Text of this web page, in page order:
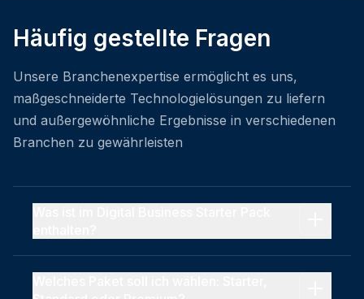
Häufig gestellte Fragen
Unsere Branchenexpertise ermöglicht es uns,
maßgeschneiderte Technologielösungen zu liefern
und außergewöhnliche Ergebnisse in verschiedenen
Branchen zu gewährleisten